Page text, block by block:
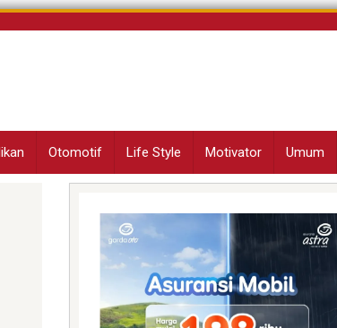
Otomotif Life Style Motivator Umum